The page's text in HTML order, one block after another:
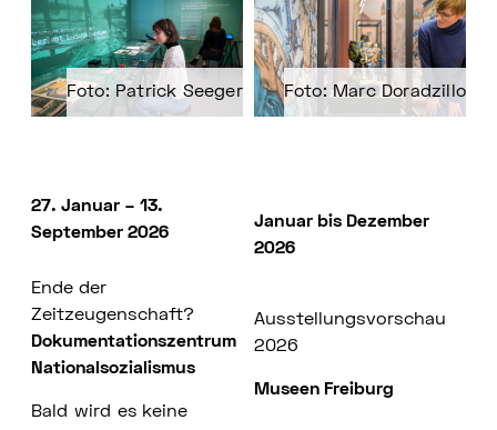
Foto: Patrick Seeger
27. Januar – 13.
September 2026
Ende der
Zeitzeugenschaft?
Dokumentationszentrum
Nationalsozialismus
Bald wird es keine
Foto: Marc Doradzillo
Januar bis Dezember
2026
Ausstellungsvorschau
2026
Museen Freiburg